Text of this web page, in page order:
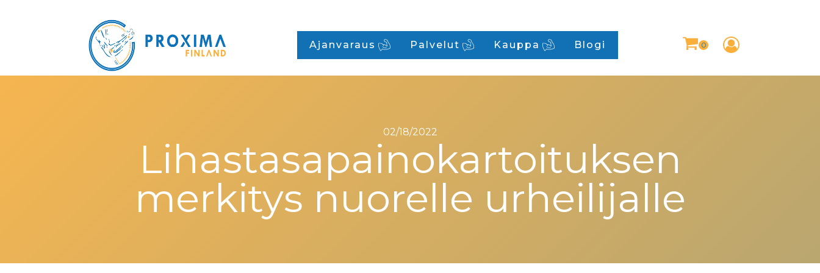
Ajanvaraus Palvelut Kauppa Blogi
02/18/2022
Lihastasapainokartoituksen
merkitys nuorelle urheilijalle